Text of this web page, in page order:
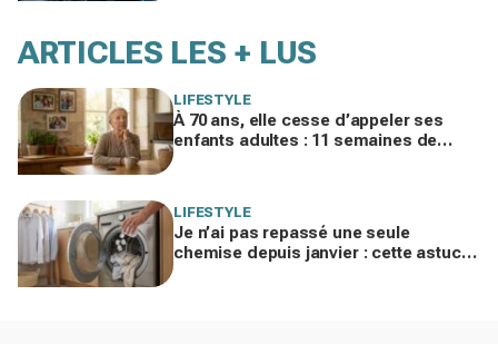
ARTICLES LES + LUS
LIFESTYLE
À 70 ans, elle cesse d’appeler ses
enfants adultes : 11 semaines de
LIFESTYLE
Je n’ai pas repassé une seule
chemise depuis janvier : cette astuce